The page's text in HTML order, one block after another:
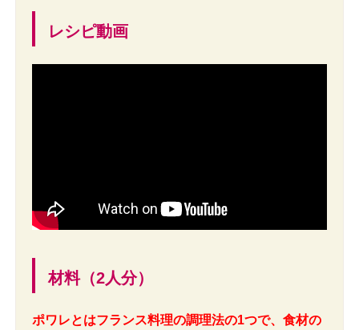
レシピ動画
材料（2人分）
ポワレとはフランス料理の調理法の1つで、食材の